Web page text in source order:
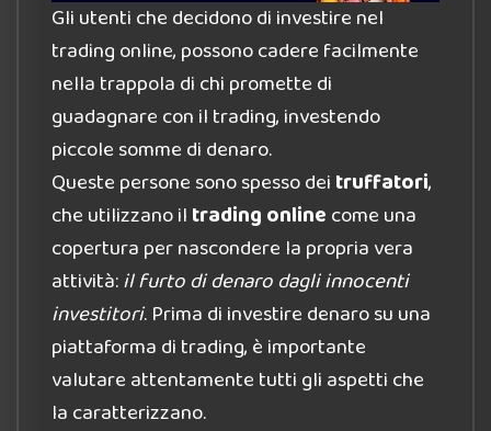
Gli utenti che decidono di investire nel
trading online, possono cadere facilmente
nella trappola di chi promette di
guadagnare con il trading, investendo
piccole somme di denaro.
Queste persone sono spesso dei truffatori,
che utilizzano il trading online come una
copertura per nascondere la propria vera
attività:il furto di denaro dagli innocenti
investitori. Prima di investire denaro su una
piattaforma di trading, è importante
valutare attentamente tutti gli aspetti che
la caratterizzano.